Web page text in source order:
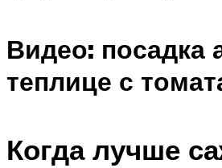
Видео: посадка
теплице с
Когда лучше